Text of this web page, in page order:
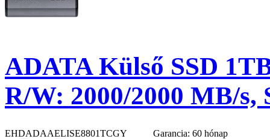
ADATA Külső SSD
R/W: 2000/2000 MB/s,
EHDADAAELISE8801TCGY Garancia: 60 hónap